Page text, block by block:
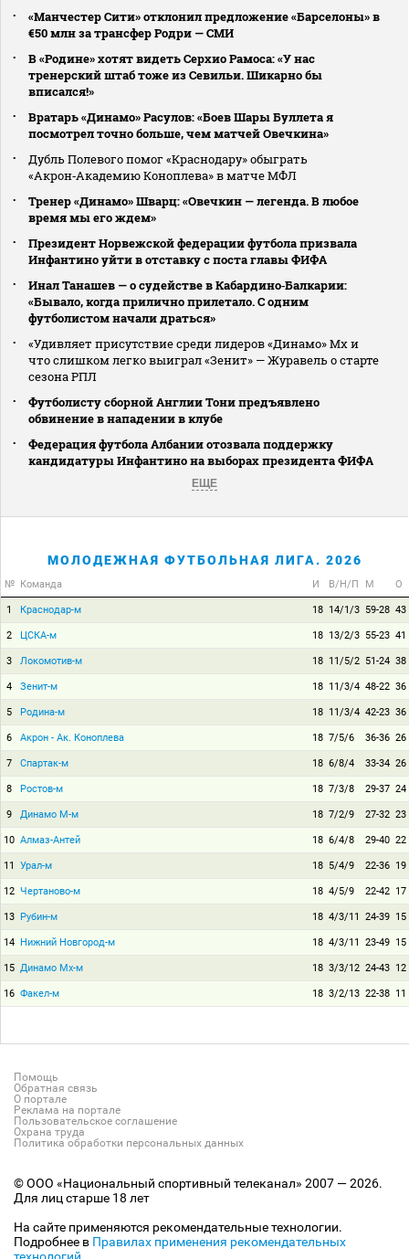
«Манчестер Сити» отклонил предложение «Барселоны» в
€50 млн за трансфер Родри — СМИ
В «Родине» хотят видеть Серхио Рамоса: «У нас
тренерский штаб тоже из Севильи. Шикарно бы
вписался!»
Вратарь «Динамо» Расулов: «Боев Шары Буллета я
посмотрел точно больше, чем матчей Овечкина»
Дубль Полевого помог «Краснодару» обыграть
«Акрон‑Академию Коноплева» в матче МФЛ
Тренер «Динамо» Шварц: «Овечкин — легенда. В любое
время мы его ждем»
Президент Норвежской федерации футбола призвала
Инфантино уйти в отставку с поста главы ФИФА
Инал Танашев — о судействе в Кабардино‑Балкарии:
«Бывало, когда прилично прилетало. С одним
футболистом начали драться»
«Удивляет присутствие среди лидеров «Динамо» Мх и
что слишком легко выиграл «Зенит» — Журавель о старте
сезона РПЛ
Футболисту сборной Англии Тони предъявлено
обвинение в нападении в клубе
Федерация футбола Албании отозвала поддержку
кандидатуры Инфантино на выборах президента ФИФА
ЕЩЕ
МОЛОДЕЖНАЯ ФУТБОЛЬНАЯ ЛИГА. 2026
№ Команда И В/Н/П М О
1 Краснодар-м 18 14/1/3 59-28 43
2 ЦСКА-м 18 13/2/3 55-23 41
3 Локомотив-м 18 11/5/2 51-24 38
4 Зенит-м 18 11/3/4 48-22 36
5 Родина-м 18 11/3/4 42-23 36
6 Акрон - Ак. Коноплева 18 7/5/6 36-36 26
7 Спартак-м 18 6/8/4 33-34 26
8 Ростов-м 18 7/3/8 29-37 24
9 Динамо М-м 18 7/2/9 27-32 23
10 Алмаз-Антей 18 6/4/8 29-40 22
11 Урал-м 18 5/4/9 22-36 19
12 Чертаново-м 18 4/5/9 22-42 17
13 Рубин-м 18 4/3/11 24-39 15
14 Нижний Новгород-м 18 4/3/11 23-49 15
15 Динамо Мх-м 18 3/3/12 24-43 12
16 Факел-м 18 3/2/13 22-38 11
Помощь
Обратная связь
О портале
Реклама на портале
Пользовательское соглашение
Охрана труда
Политика обработки персональных данных
© ООО «Национальный спортивный телеканал» 2007 — 2026.
Для лиц старше 18 лет
На сайте применяются рекомендательные технологии.
Подробнее в Правилах применения рекомендательных
технологий